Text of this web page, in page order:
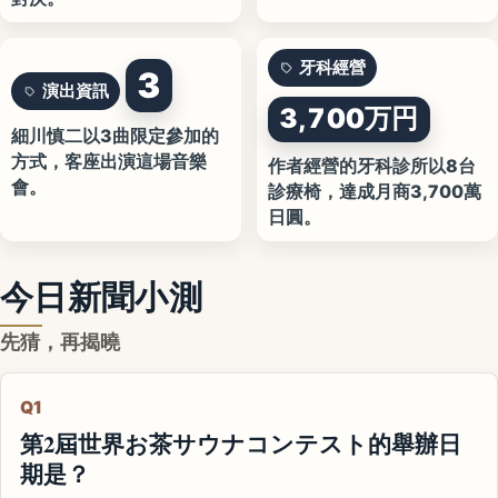
演出資訊 3
細川慎二以3曲限定參加的
方式，客座出演這場音樂
會。
牙科經營
3,700万円
作者經營的牙科診所以8台
診療椅，達成月商3,700萬
日圓。
今日新聞小測
先猜，再揭曉
Q1
第2屆世界お茶サウナコンテスト的舉辦日
期是？